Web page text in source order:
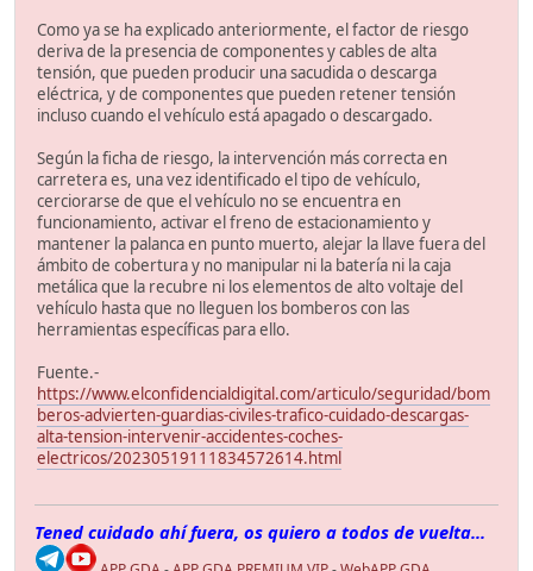
Como ya se ha explicado anteriormente, el factor de riesgo
deriva de la presencia de componentes y cables de alta
tensión, que pueden producir una sacudida o descarga
eléctrica, y de componentes que pueden retener tensión
incluso cuando el vehículo está apagado o descargado.
Según la ficha de riesgo, la intervención más correcta en
carretera es, una vez identificado el tipo de vehículo,
cerciorarse de que el vehículo no se encuentra en
funcionamiento, activar el freno de estacionamiento y
mantener la palanca en punto muerto, alejar la llave fuera del
ámbito de cobertura y no manipular ni la batería ni la caja
metálica que la recubre ni los elementos de alto voltaje del
vehículo hasta que no lleguen los bomberos con las
herramientas específicas para ello.
Fuente.-
https://www.elconfidencialdigital.com/articulo/seguridad/bom
beros-advierten-guardias-civiles-trafico-cuidado-descargas-
alta-tension-intervenir-accidentes-coches-
electricos/20230519111834572614.html
Tened cuidado ahí fuera, os quiero a todos de vuelta...